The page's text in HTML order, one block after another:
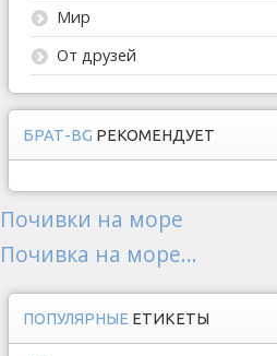
Мир
От друзей
БРАТ-BG РЕКОМЕНДУЕТ
Почивки на море
Почивка на море...
ПОПУЛЯРНЫЕ ЕТИКЕТЫ